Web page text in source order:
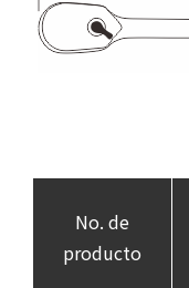
No. de
producto